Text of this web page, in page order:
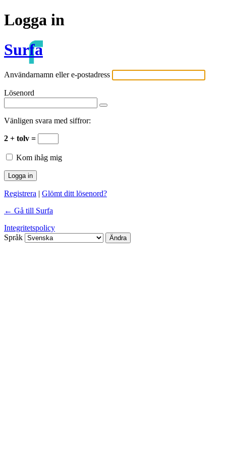
Logga in
Surfa
Användarnamn eller e-postadress
Lösenord
Vänligen svara med siffror:
2 + tolv =
Kom ihåg mig
Registrera | Glömt ditt lösenord?
← Gå till Surfa
Integritetspolicy
Språk